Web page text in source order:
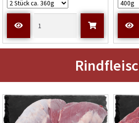
t
m
i
n
5
t
m
i
0
n
5